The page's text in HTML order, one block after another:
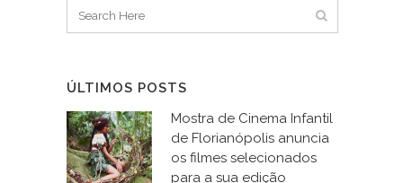
ÚLTIMOS POSTS
Mostra de Cinema Infantil
de Florianópolis anuncia
os filmes selecionados
para a sua edição